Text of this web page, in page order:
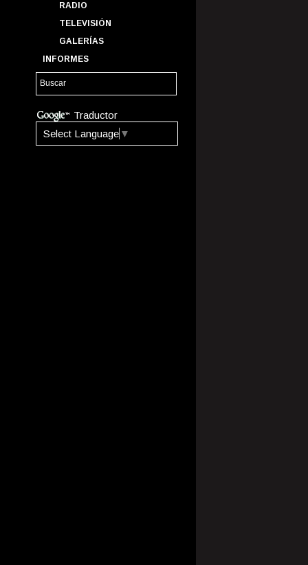
RADIO
TELEVISIÓN
GALERÍAS
INFORMES
Traductor
Select Language ▼